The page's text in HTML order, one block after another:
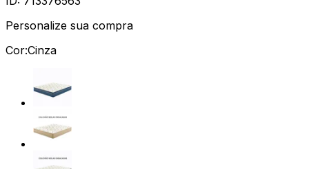
Personalize sua compra
Cor:Cinza